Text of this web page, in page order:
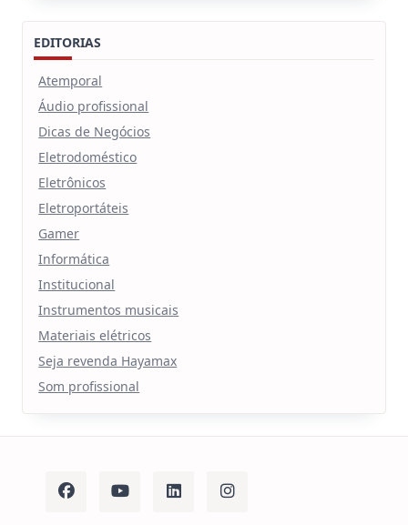
EDITORIAS
Atemporal
Áudio profissional
Dicas de Negócios
Eletrodoméstico
Eletrônicos
Eletroportáteis
Gamer
Informática
Institucional
Instrumentos musicais
Materiais elétricos
Seja revenda Hayamax
Som profissional